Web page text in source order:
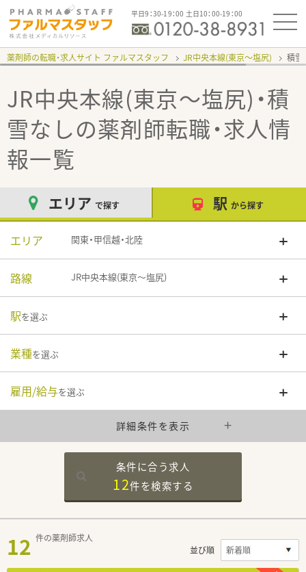
平日9：30-19：00 土日10：00-19：00
薬剤師の転職・求人サイト ファルマスタッフ JR中央本線(東京～塩尻) 積
JR中央本線(東京～塩尻)・積
雪なしの薬剤師転職・求人情
報一覧
エリア で探す 駅 から探す
エリア 関東・甲信越・北陸
路線 JR中央本線(東京～塩尻)
駅を選ぶ
業種を選ぶ
雇用/給与を選ぶ
詳細条件を表示
条件に合う求人
12件を検索する
12 件の薬剤師求人
並び順